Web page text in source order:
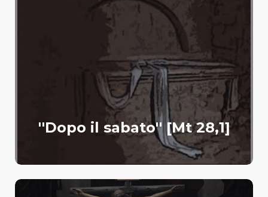
''Dopo il sabato'' [Mt 28,1]